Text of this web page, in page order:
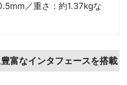
／重さ：約1.37kgな
富なインタフェースを搭載